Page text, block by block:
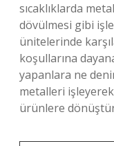
sıcaklıklarda
dövülmesi gibi
ünitelerinde
koşullarına
yapanlara ne
metalleri
ürünlere